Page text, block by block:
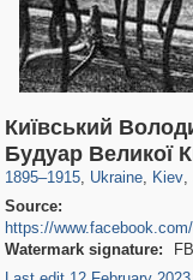
Київський
Будуар Великої
1895–1915, Ukraine
135,327
, Kiev
61,101 1,609
,
Source:
https://
Watermark signature: